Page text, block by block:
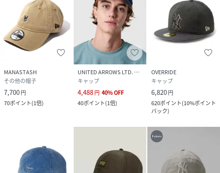
MANASTASH
その他の帽子
7,700円
70ポイント(1倍)
UNITED ARROWS LTD. OUTLET
キャップ
4,488円 40%OFF
40ポイント(1倍)
OVERRIDE
キャップ
6,820円
620ポイント(10%ポイント
バック)